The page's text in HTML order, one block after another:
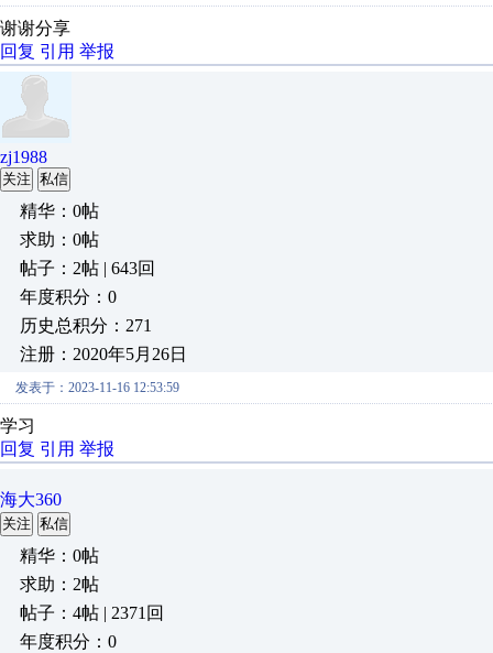
谢谢分享
回复 引用 举报
zj1988
关注 私信
精华：0帖
求助：0帖
帖子：2帖 | 643回
年度积分：0
历史总积分：271
注册：2020年5月26日
发表于：2023-11-16 12:53:59
学习
回复 引用 举报
海大360
关注 私信
精华：0帖
求助：2帖
帖子：4帖 | 2371回
年度积分：0